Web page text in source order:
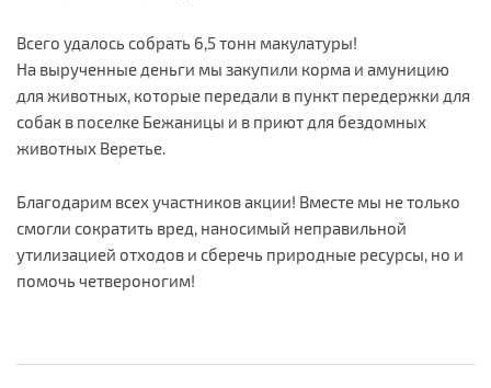
Всего удалось собрать 6,5 тонн макулатуры!
На вырученные деньги мы закупили корма и амуницию
для животных, которые передали в пункт передержки для
собак в поселке Бежаницы и в приют для бездомных
животных Веретье.
Благодарим всех участников акции! Вместе мы не только
смогли сократить вред, наносимый неправильной
утилизацией отходов и сберечь природные ресурсы, но и
помочь четвероногим!